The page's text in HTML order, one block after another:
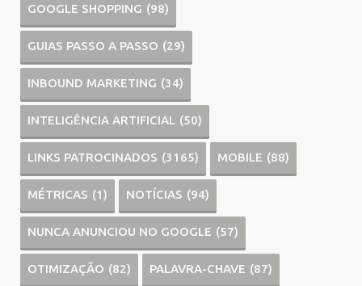
GOOGLE SHOPPING (98)
GUIAS PASSO A PASSO (29)
INBOUND MARKETING (34)
INTELIGÊNCIA ARTIFICIAL (50)
LINKS PATROCINADOS (3165) MOBILE (88)
MÉTRICAS (1) NOTÍCIAS (94)
NUNCA ANUNCIOU NO GOOGLE (57)
OTIMIZAÇÃO (82) PALAVRA-CHAVE (87)